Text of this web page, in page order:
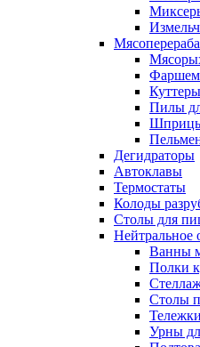
Куттеры
Пилы
Дегидраторы
Автоклавы
Термостаты
Колоды
Столы для
Нейтральное
Ванны
Полки
Столы
Урны